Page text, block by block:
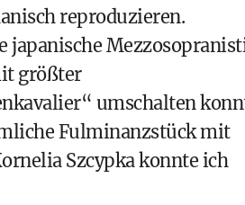
reproduzieren.
japanische
größter
umschalten
Fulminanzstück mit
Szcypka konnte ich